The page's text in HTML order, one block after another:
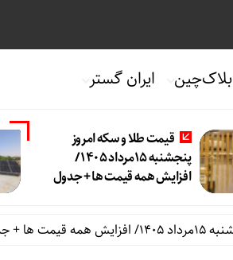
بلاک‌چین ایران گستر
قیمت طلا و سکه امروز
پنجشنبه 15مرداد 1405/
افزایش همه قیمت ها + جدول